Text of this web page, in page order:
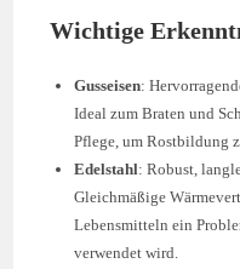
Wichtige
Gusseisen:
Ideal zum Braten und
Pflege, um Rostbildung
Edelstahl: Robust,
Gleichmäßige
Lebensmitteln ein
verwendet wird.